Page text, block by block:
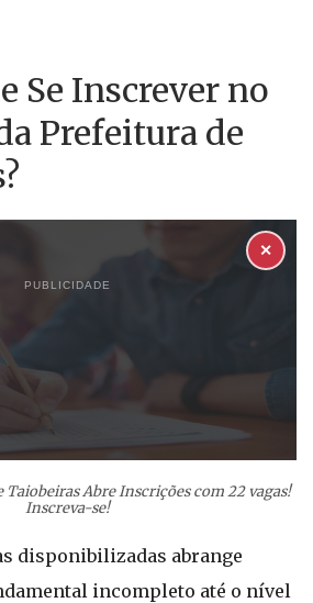
Se Inscrever no
Prefeitura de
PUBLICIDADE
✕
Abre Inscrições com 22 vagas!
Inscreva-se!
disponibilizadas abrange
incompleto até o nível